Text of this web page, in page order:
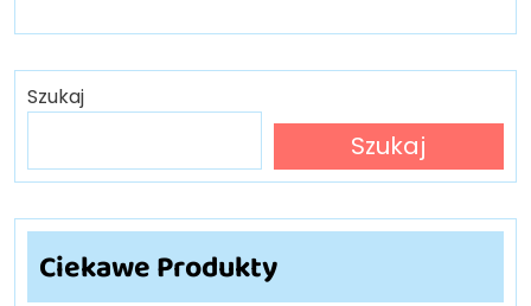
Szukaj
Szukaj
Ciekawe Produkty